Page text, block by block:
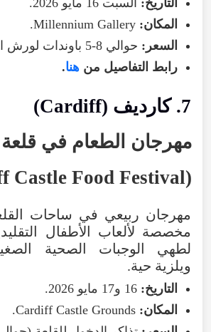
التاريخ: السبت مايو 2026
.
المكان:
Millennium Gallery
.
السعر : حوالي 5-8 باوندات لورش
رابط التفاصيل من هنا.
7
.كارديف (
Cardiff
)
مهرجان الطعام في قلعة
(
Castle Food Festival
مهرجان ربيعي في ساحات
مخصصة لألعاب الأطفال
لطهي
الوجبات الصحية
ويلزية حية.
التاريخ: و17 مايو 2026
.
المكان:
Cardiff Castle Grounds
.